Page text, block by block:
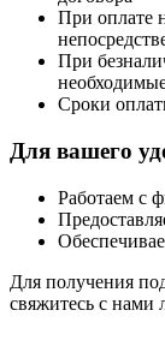
При оплате
При
Сроки
Для вашего
Работаем с
Для получения
свяжитесь с